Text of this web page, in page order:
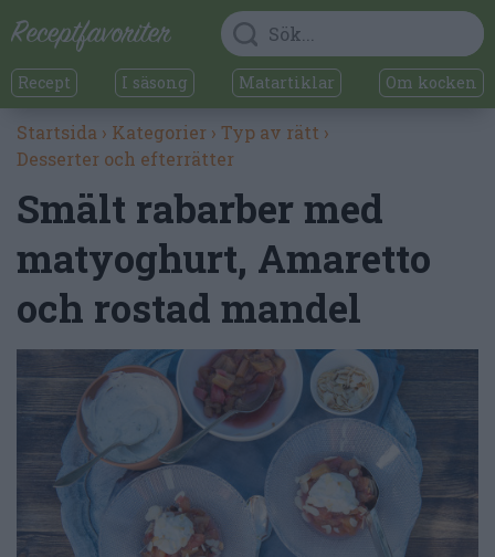
Recept I säsong Matartiklar Om kocken
Startsida › Kategorier › Typ av rätt ›
Desserter och efterrätter
Smält rabarber med
matyoghurt, Amaretto
och rostad mandel